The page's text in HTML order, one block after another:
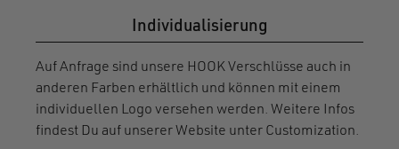
Individualisierung
Auf Anfrage sind unsere HOOK Verschlüsse auch in
anderen Farben erhältlich und können mit einem
individuellen Logo versehen werden. Weitere Infos
findest Du auf unserer Website unter Customization.